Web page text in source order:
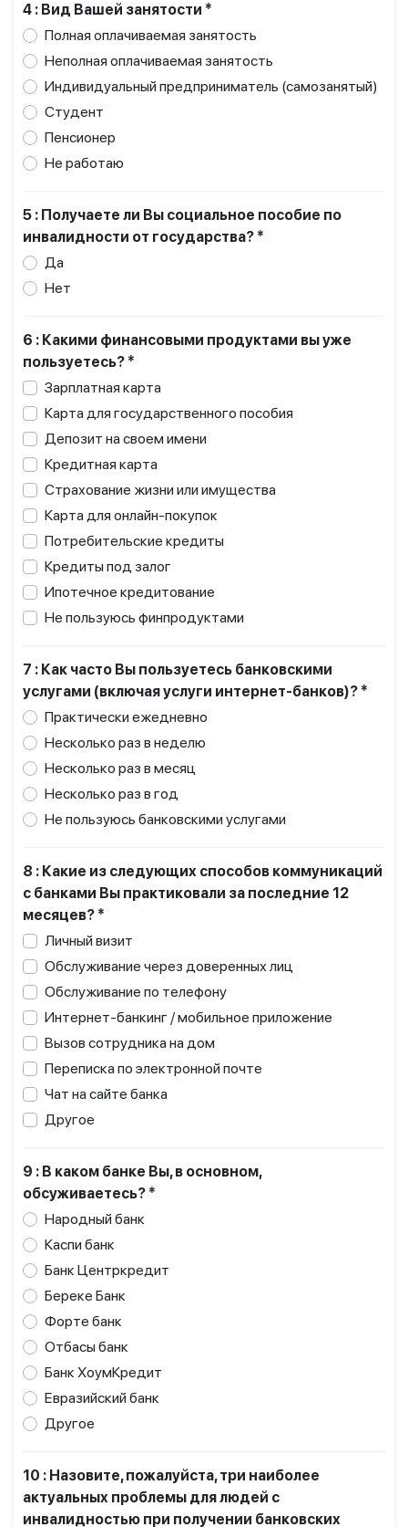
4 : Вид Вашей занятости *
Полная оплачиваемая занятость
Неполная оплачиваемая занятость
Индивидуальный предприниматель (самозанятый)
Студент
Пенсионер
Не работаю
5 : Получаете ли Вы социальное пособие по
инвалидности от государства? *
Да
Нет
6 : Какими финансовыми продуктами вы уже
пользуетесь? *
Зарплатная карта
Карта для государственного пособия
Депозит на своем имени
Кредитная карта
Страхование жизни или имущества
Карта для онлайн-покупок
Потребительские кредиты
Кредиты под залог
Ипотечное кредитование
Не пользуюсь финпродуктами
7 : Как часто Вы пользуетесь банковскими
услугами (включая услуги интернет-банков)? *
Практически ежедневно
Несколько раз в неделю
Несколько раз в месяц
Несколько раз в год
Не пользуюсь банковскими услугами
8 : Какие из следующих способов коммуникаций
с банками Вы практиковали за последние 12
месяцев? *
Личный визит
Обслуживание через доверенных лиц
Обслуживание по телефону
Интернет-банкинг / мобильное приложение
Вызов сотрудника на дом
Переписка по электронной почте
Чат на сайте банка
Другое
9 : В каком банке Вы, в основном,
обсуживаетесь? *
Народный банк
Каспи банк
Банк Центркредит
Береке Банк
Форте банк
Отбасы банк
Банк ХоумКредит
Евразийский банк
Другое
10 : Назовите, пожалуйста, три наиболее
актуальных проблемы для людей с
инвалидностью при получении банковских